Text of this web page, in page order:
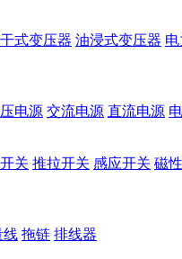
干式变压器 油浸式变压器
电源 交流电源 直流电源
关 推拉开关 感应开关 磁
线 拖链 排线器